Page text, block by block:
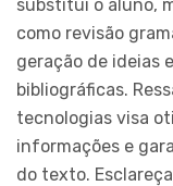
substitui o aluno,
como revisão
geração de ideias
bibliográficas.
tecnologias visa
informações e
do texto.